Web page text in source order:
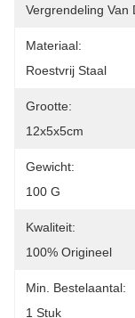
Vergrendeling Van
Materiaal:
Roestvrij Staal
Grootte:
12x5x5cm
Gewicht:
100 G
Kwaliteit:
100% Origineel
Min. Bestelaantal:
1 Stuk